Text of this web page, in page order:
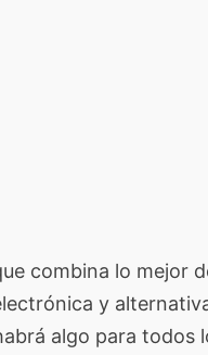
combina lo mejor
y
algo para todos